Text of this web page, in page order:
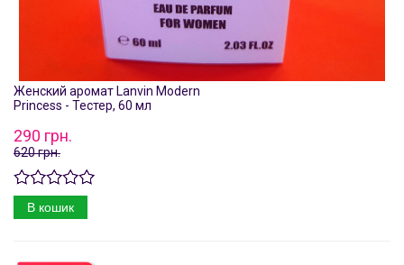
Женский аромат Lanvin Modern
Princess - Тестер, 60 мл
290 грн.
620 грн.
В кошик